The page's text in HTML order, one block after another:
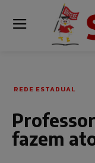
REDE ESTADUAL
fazem